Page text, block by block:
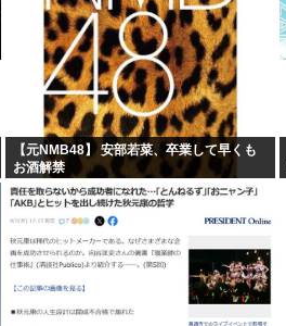
【元NMB48】 安部若菜、卒業して早くも
お酒解禁